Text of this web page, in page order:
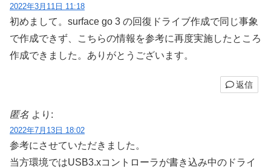
2022年3月11日 11:18
初めまして。surface go 3 の回復ドライブ作成で同じ事象
で作成できず、こちらの情報を参考に再度実施したところ
作成できました。ありがとうございます。
返信
匿名 より:
2022年7月13日 18:02
参考にさせていただきました。
当方環境ではUSB3.xコントローラが書き込み中のドライ